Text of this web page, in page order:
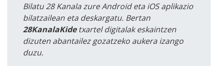
Bilatu 28 Kanala zure Android eta iOS aplikazio
bilatzailean eta deskargatu. Bertan
28KanalaKidetxartel digitalak eskaintzen
dizuten abantailez gozatzeko aukera izango
duzu.